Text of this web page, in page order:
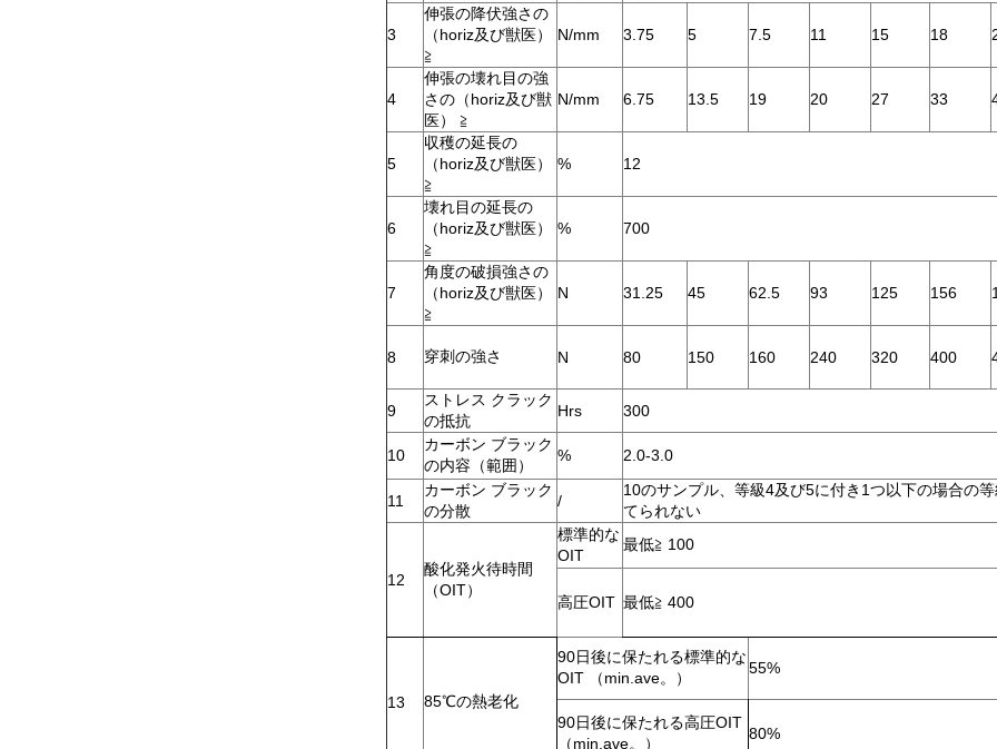
3
伸張の降伏強さの
（horiz及び獣医）
≧
N/mm 3.75 5 7.5 11 15 18
4
伸張の壊れ目の強
さの（horiz及び獣
医）
≧
N/mm 6.75 13.5 19 20 27 33
5
収穫の延長の
（horiz及び獣医）
≧
% 12
6
壊れ目の延長の
（horiz及び獣医）
≧
% 700
7
角度の破損強さの
（horiz及び獣医）
≧
N 31.25 45 62.5 93 125 156
8 穿刺の強さ N 80 150 160 240 320 400
9
ストレス クラック
の抵抗
Hrs 300
10
カーボン ブラック
の内容（範囲）
% 2.0-3.0
11
カーボン ブラック
の分散
/
10のサンプル、等級4及び5に付き1つ以下の場合の
てられない
12
酸化発火待時間
（OIT）
標準的な
OIT
最低≧ 100
高圧OIT 最低≧ 400
13 85℃の熱老化
90日後に保たれる標準的な
OIT （min.ave。）
55%
90日後に保たれる高圧OIT
（min.ave。）
80%